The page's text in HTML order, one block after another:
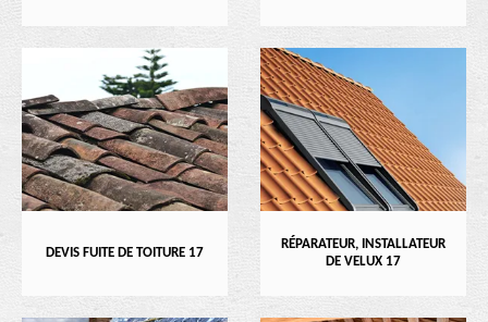
DEVIS FUITE DE TOITURE 17
RÉPARATEUR, INSTALLATEUR
DE VELUX 17